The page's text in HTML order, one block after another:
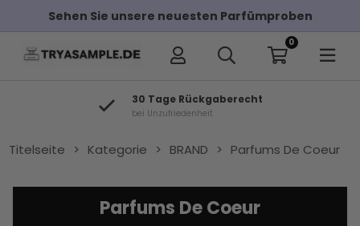
Sehen Sie unsere neuesten Parfümproben
0
30 Tage Rückgaberecht
bei Unzufriedenheit
Titelseite > Kategorie > BRAND > Parfums De Coeur
Parfums De Coeur